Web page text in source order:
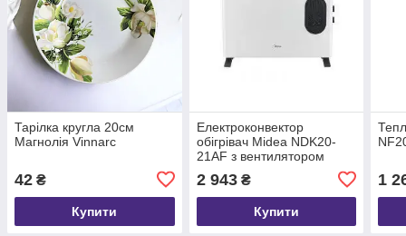
Тарілка кругла 20см
Магнолія Vinnarc
42 ₴
Купити
Електроконвектор
обігрівач Midea NDK20-
21AF з вентилятором
2 943₴
Купити
1